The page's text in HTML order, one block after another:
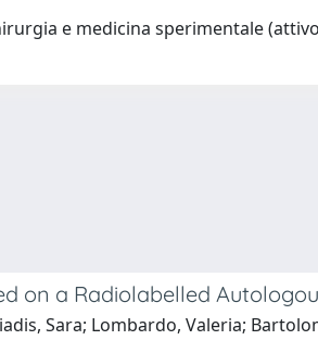
e medicina sperimentale
on a Radiolabelled
Sara; Lombardo, Valeria;